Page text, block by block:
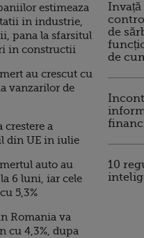
estimeaza
in industrie,
pana la sfarsitul
in constructii
au crescut cu
vanzarilor de
crestere a
din UE in iulie
auto au
6 luni, iar cele
5,3%
Romania va
cu 4,3%, dupa
Invață
de
de
10